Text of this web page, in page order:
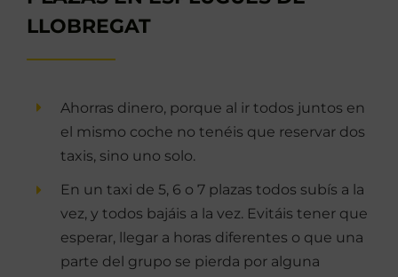
LLOBREGAT
Ahorras dinero, porque al ir todos juntos en
el mismo coche no tenéis que reservar dos
taxis, sino uno solo.
En un taxi de 5, 6 o 7 plazas todos subís a la
vez, y todos bajáis a la vez. Evitáis tener que
esperar, llegar a horas diferentes o que una
parte del grupo se pierda por alguna